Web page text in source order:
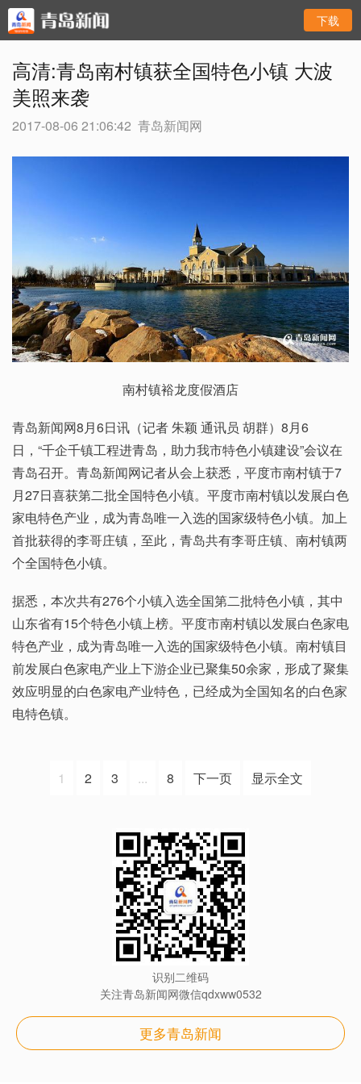
下载
高清:青岛南村镇获全国特色小镇 大波
美照来袭
2017-08-06 21:06:42 青岛新闻网
南村镇裕龙度假酒店
青岛新闻网8月6日讯（记者 朱颖 通讯员 胡群）8月6
日，“千企千镇工程进青岛，助力我市特色小镇建设”会议在
青岛召开。青岛新闻网记者从会上获悉，平度市南村镇于7
月27日喜获第二批全国特色小镇。平度市南村镇以发展白色
家电特色产业，成为青岛唯一入选的国家级特色小镇。加上
首批获得的李哥庄镇，至此，青岛共有李哥庄镇、南村镇两
个全国特色小镇。
据悉，本次共有276个小镇入选全国第二批特色小镇，其中
山东省有15个特色小镇上榜。平度市南村镇以发展白色家电
特色产业，成为青岛唯一入选的国家级特色小镇。南村镇目
前发展白色家电产业上下游企业已聚集50余家，形成了聚集
效应明显的白色家电产业特色，已经成为全国知名的白色家
电特色镇。
1 2 3 ... 8 下一页 显示全文
识别二维码
关注青岛新闻网微信qdxww0532
更多青岛新闻